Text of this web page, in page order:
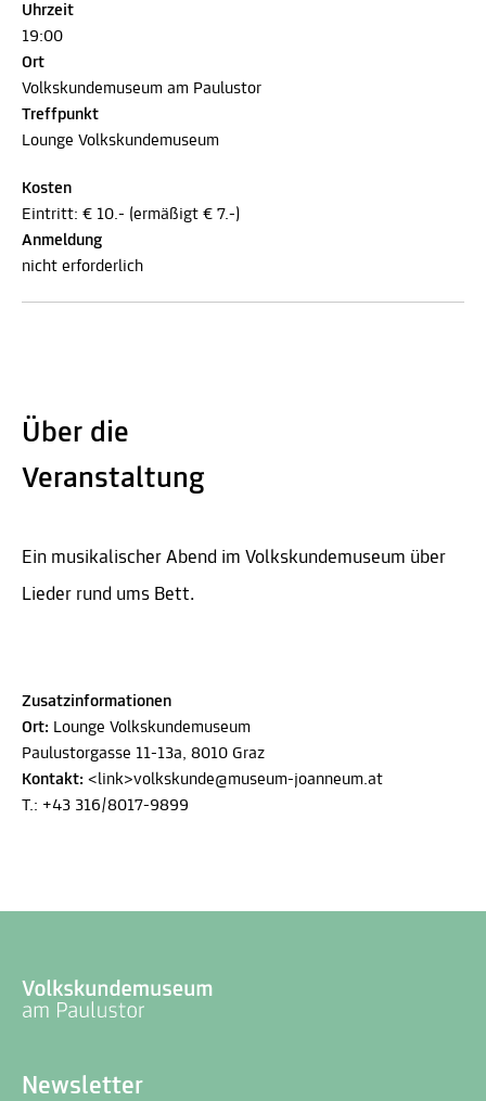
Uhrzeit
19:00
Ort
Volkskundemuseum am Paulustor
Treffpunkt
Lounge Volkskundemuseum
Kosten
Eintritt: € 10.- (ermäßigt € 7.-)
Anmeldung
nicht erforderlich
Über die
Veranstaltung
Ein musikalischer Abend im Volkskundemuseum über
Lieder rund ums Bett.
Zusatzinformationen
Ort: Lounge Volkskundemuseum
Paulustorgasse 11-13a, 8010 Graz
Kontakt: <link>volkskunde@museum-joanneum.at
T.: +43 316/8017-9899
Newsletter